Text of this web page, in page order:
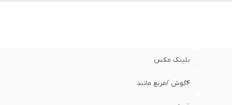
بلینک مکس
۴گوش /مربع مانند